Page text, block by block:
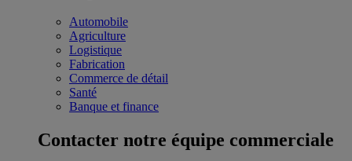
Automobile
Agriculture
Logistique
Fabrication
Commerce de détail
Santé
Banque et finance
Contacter notre équipe commerciale